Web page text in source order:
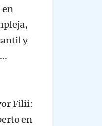
en
y
...
Filii:
en